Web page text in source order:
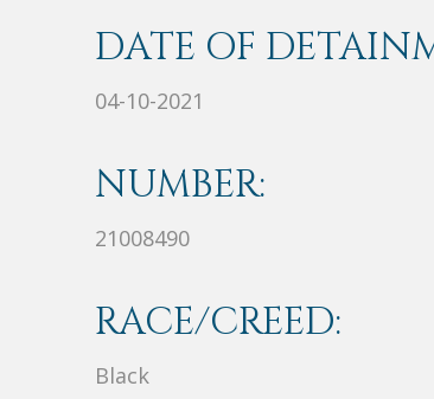
DATE OF
04-10-2021
NUMBER:
21008490
RACE/CREED:
Black